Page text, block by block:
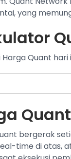
yang
Harga Quant
bergerak
time di atas,